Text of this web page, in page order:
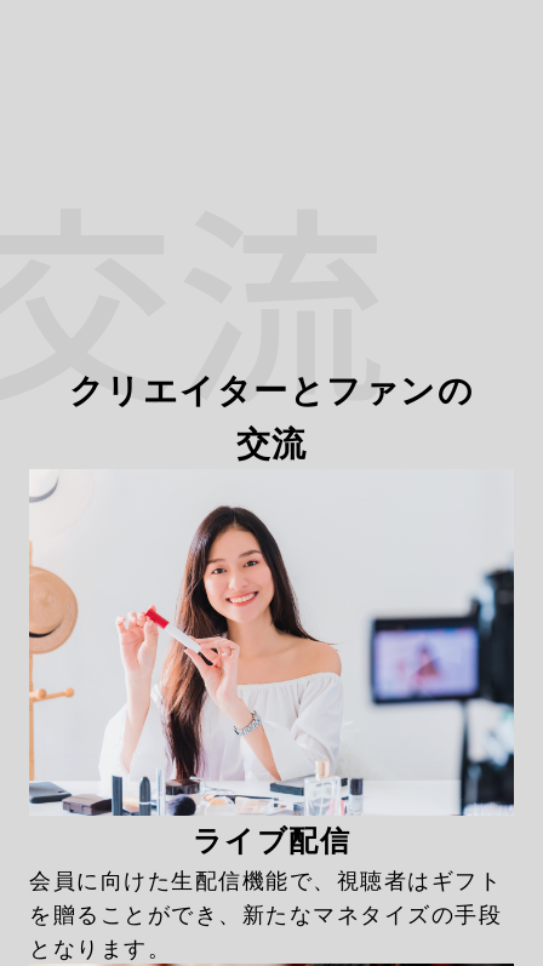
クリエイターとファンの
交流
ライブ配信
会員に向けた生配信機能で、視聴者はギフト
を贈ることができ、新たなマネタイズの手段
となります。